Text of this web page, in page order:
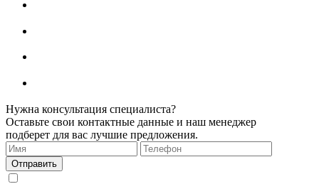
Нужна консультация специалиста?
Оставьте свои контактные данные и наш менеджер
подберет для вас лучшие предложения.